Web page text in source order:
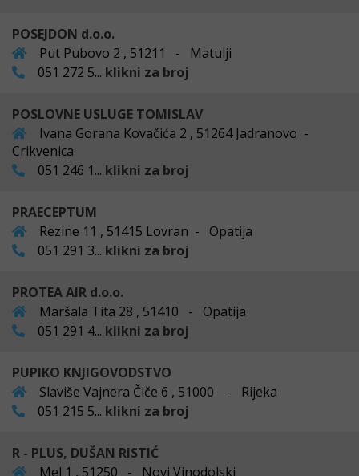
POSEJDON d.o.o.
Put Pubovo 2 , 51211 - Matulji
051 272 5... klikni za broj
POSLOVNE USLUGE TOMISLAV
Ivana Gorana Kovačića 2 , 51264 Jadranovo -
Crikvenica
051 246 1... klikni za broj
PRAECEPTUM
Rezine 11 , 51415 Lovran - Opatija
051 291 3... klikni za broj
PROTEA AIR d.o.o.
Maršala Tita 28 , 51410 - Opatija
051 291 4... klikni za broj
PUPIKO KNJIGOVODSTVO
Slaviše Vajnera Čiče 6 , 51000 - Rijeka
051 215 5... klikni za broj
R - PLUS, DUŠAN RISTIĆ
Mel 1 , 51250 - Novi Vinodolski